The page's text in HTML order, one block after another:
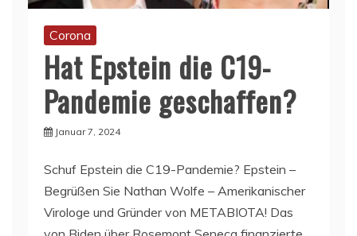
Corona
Hat Epstein die C19-
Pandemie geschaffen?
Januar 7, 2024
Schuf Epstein die C19-Pandemie? Epstein –
Begrüßen Sie Nathan Wolfe – Amerikanischer
Virologe und Gründer von METABIOTA! Das